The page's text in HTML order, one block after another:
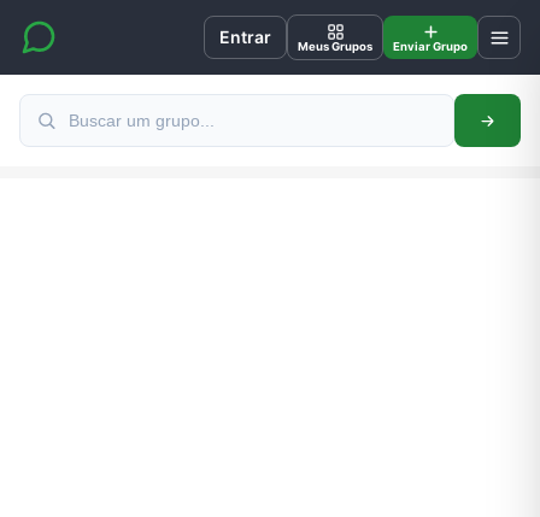
Entrar Meus Grupos Enviar Grupo